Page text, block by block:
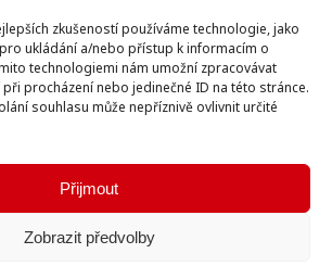
zkušeností používáme technologie, jako
ukládání a/nebo přístup k informacím o
technologiemi nám umožní zpracovávat
procházení nebo jedinečné ID na této stránce.
souhlasu může nepříznivě ovlivnit určité
Přijmout
Zobrazit předvolby
od smlouvy
© Igor Vlk - soukromá firma 2016 -